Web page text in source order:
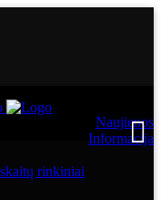
Naujienos
Informacija
rinkiniai